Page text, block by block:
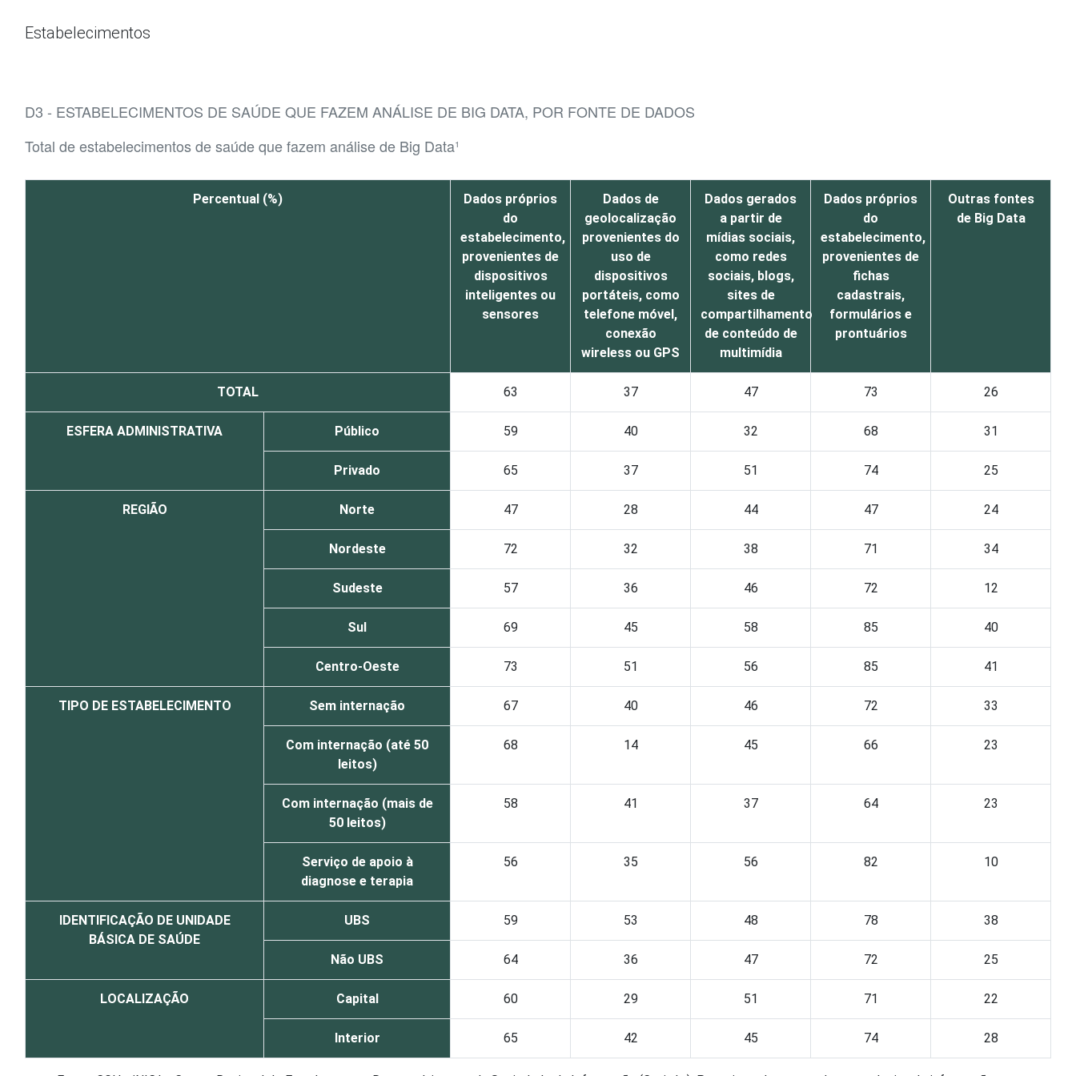
Estabelecimentos
D3 - ESTABELECIMENTOS DE SAÚDE QUE FAZEM ANÁLISE DE BIG DATA, POR FONTE DE DADOS
Total de estabelecimentos de saúde que fazem análise de Big Data¹
Percentual (%)
Dados próprios
do
estabelecimento,
provenientes de
dispositivos
inteligentes ou
sensores
Dados de
geolocalização
provenientes do
uso de
dispositivos
portáteis, como
telefone móvel,
conexão
wireless ou GPS
Dados gerados
a partir de
mídias sociais,
como redes
sociais, blogs,
sites de
compartilhamento
de conteúdo de
multimídia
Dados próprios
do
estabelecimento,
provenientes de
fichas
cadastrais,
formulários e
prontuários
Outras fontes
de Big Data
TOTAL 63 37 47 73 26
ESFERA ADMINISTRATIVA Público 59 40 32 68 31
Privado 65 37 51 74 25
REGIÃO Norte 47 28 44 47 24
Nordeste 72 32 38 71 34
Sudeste 57 36 46 72 12
Sul 69 45 58 85 40
Centro-Oeste 73 51 56 85 41
TIPO DE ESTABELECIMENTO Sem internação 67 40 46 72 33
Com internação (até 50
leitos)
68 14 45 66 23
Com internação (mais de
50 leitos)
58 41 37 64 23
Serviço de apoio à
diagnose e terapia
56 35 56 82 10
IDENTIFICAÇÃO DE UNIDADE
BÁSICA DE SAÚDE
UBS 59 53 48 78 38
Não UBS 64 36 47 72 25
LOCALIZAÇÃO Capital 60 29 51 71 22
Interior 65 42 45 74 28